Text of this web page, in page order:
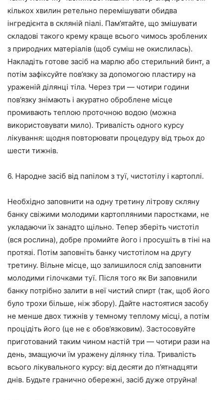
кількох хвилин ретельно перемішувати обидва
інгредієнта в скляній піалі. Пам’ятайте, що змішувати
складові такого крему краще всього чимось зроблених
з природних матеріалів (щоб суміш не окислилась).
Накладіть готове засіб на марлю або стерильний бинт, а
потім зафіксуйте пов’язку за допомогою пластиру на
ураженій ділянці тіла. Через три — чотири години
пов’язку знімають і акуратно оброблене місце
промивають теплою проточною водою (можна
використовувати мило). Тривалість одного курсу
лікування: щодня повторювати процедуру від трьох до
шести тижнів.
6. Народне засіб від папілом з туї, чистотілу і картоплі.
Необхідно заповнити на одну третину літрову скляну
банку свіжими молодими картопляними паростками, не
укладаючи їх занадто щільно. Тепер зберіть чистотіл
(вся рослина), добре промийте його і просушіть в тіні на
протязі. Потім заповніть банку чистотілом на другу
третину. Вільне місце, що залишилося слід заповнити
молодими гілочками туї. Після того як Ви заповнили
банку потрібно залити в неї чистий спирт (так, щоб його
було трохи більше, ніж збору). Дайте настоятися засобу
не менше двох тижнів у темному теплому місці, а потім
процідіть його (це не є обов’язковим). Застосовуйте
приготований таким чином настій три — чотири рази на
день, змащуючи їм уражену ділянку тіла. Тривалість
всього лікувального курсу: від десяти до п’ятнадцяти
днів. Будьте гранично обережні, засіб дуже отруйна!